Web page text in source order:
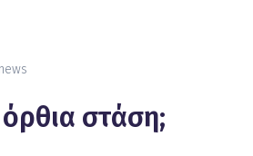
news
στάση;